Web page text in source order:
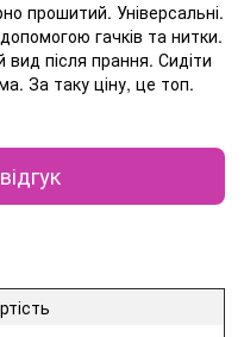
прошитий. Універсальні.
гачків та нитки.
після прання. Сидіти
За таку ціну, це топ.